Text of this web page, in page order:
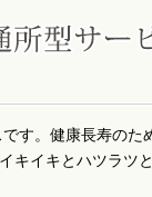
す。健康長寿のた
キイキとハツラツ